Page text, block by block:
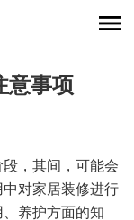
意事项
，其间，可能会
对家居装修进行
养护方面的知